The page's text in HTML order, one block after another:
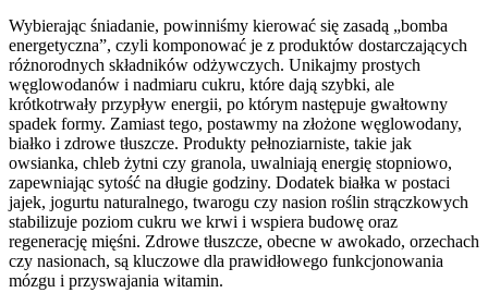
Wybierając śniadanie, powinniśmy kierować się zasadą „bomba
energetyczna”, czyli komponować je z produktów dostarczających
różnorodnych składników odżywczych. Unikajmy prostych
węglowodanów i nadmiaru cukru, które dają szybki, ale
krótkotrwały przypływ energii, po którym następuje gwałtowny
spadek formy. Zamiast tego, postawmy na złożone węglowodany,
białko i zdrowe tłuszcze. Produkty pełnoziarniste, takie jak
owsianka, chleb żytni czy granola, uwalniają energię stopniowo,
zapewniając sytość na długie godziny. Dodatek białka w postaci
jajek, jogurtu naturalnego, twarogu czy nasion roślin strączkowych
stabilizuje poziom cukru we krwi i wspiera budowę oraz
regenerację mięśni. Zdrowe tłuszcze, obecne w awokado, orzechach
czy nasionach, są kluczowe dla prawidłowego funkcjonowania
mózgu i przyswajania witamin.